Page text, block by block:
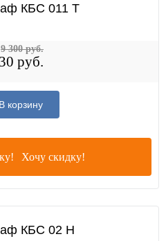
КБС 011 T
руб.
9 300 руб.
В корзину
Хочу скидку!
КБС 02 Н